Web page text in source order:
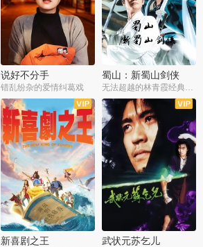
说好不分手
错乱纷杂的爱情纠葛戏
蜀山：新蜀山剑侠
无法超越的林青霞经典角色
新喜剧之王 武状元苏乞儿